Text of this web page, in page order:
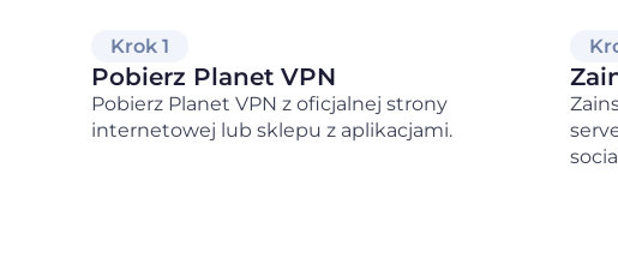
Krok 1
Pobierz Planet VPN
Pobierz Planet VPN z oficjalnej strony
internetowej lub sklepu z aplikacjami.